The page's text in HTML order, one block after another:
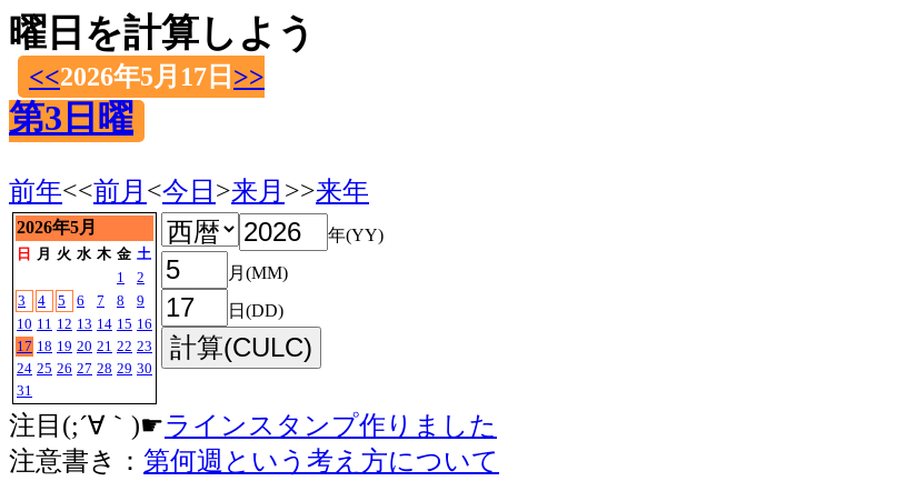
曜日を計算しよう
<<2026年5月17日 >>
第3日曜
前年<<前月 <今日 >来月 >>来年
2026年5月
日 月 火 水 木 金 土
1
2
3
4 5 6 7 8
9
10 11 12 13 14 15 16
17 18 19 20 21 22 23
24 25 26 27 28 29 30
31
年(YY)
月(MM)
日(DD)
注目(;´∀｀)☛ラインスタンプ作りました
注意書き： 第何週という考え方について